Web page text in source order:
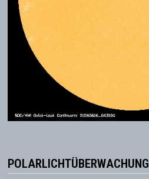
POLARLICHTÜBERWACHUNG